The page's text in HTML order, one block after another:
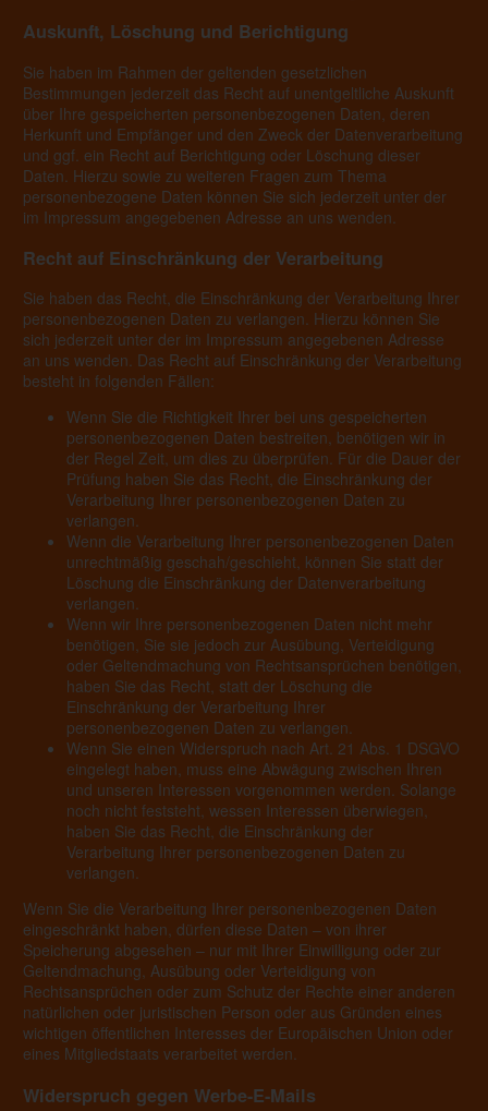
Auskunft, Löschung und Berichtigung
Sie haben im Rahmen der geltenden gesetzlichen
Bestimmungen jederzeit das Recht auf unentgeltliche Auskunft
über Ihre gespeicherten personenbezogenen Daten, deren
Herkunft und Empfänger und den Zweck der Datenverarbeitung
und ggf. ein Recht auf Berichtigung oder Löschung dieser
Daten. Hierzu sowie zu weiteren Fragen zum Thema
personenbezogene Daten können Sie sich jederzeit unter der
im Impressum angegebenen Adresse an uns wenden.
Recht auf Einschränkung der Verarbeitung
Sie haben das Recht, die Einschränkung der Verarbeitung Ihrer
personenbezogenen Daten zu verlangen. Hierzu können Sie
sich jederzeit unter der im Impressum angegebenen Adresse
an uns wenden. Das Recht auf Einschränkung der Verarbeitung
besteht in folgenden Fällen:
Wenn Sie die Richtigkeit Ihrer bei uns gespeicherten
personenbezogenen Daten bestreiten, benötigen wir in
der Regel Zeit, um dies zu überprüfen. Für die Dauer der
Prüfung haben Sie das Recht, die Einschränkung der
Verarbeitung Ihrer personenbezogenen Daten zu
verlangen.
Wenn die Verarbeitung Ihrer personenbezogenen Daten
unrechtmäßig geschah/geschieht, können Sie statt der
Löschung die Einschränkung der Datenverarbeitung
verlangen.
Wenn wir Ihre personenbezogenen Daten nicht mehr
benötigen, Sie sie jedoch zur Ausübung, Verteidigung
oder Geltendmachung von Rechtsansprüchen benötigen,
haben Sie das Recht, statt der Löschung die
Einschränkung der Verarbeitung Ihrer
personenbezogenen Daten zu verlangen.
Wenn Sie einen Widerspruch nach Art. 21 Abs. 1 DSGVO
eingelegt haben, muss eine Abwägung zwischen Ihren
und unseren Interessen vorgenommen werden. Solange
noch nicht feststeht, wessen Interessen überwiegen,
haben Sie das Recht, die Einschränkung der
Verarbeitung Ihrer personenbezogenen Daten zu
verlangen.
Wenn Sie die Verarbeitung Ihrer personenbezogenen Daten
eingeschränkt haben, dürfen diese Daten – von ihrer
Speicherung abgesehen – nur mit Ihrer Einwilligung oder zur
Geltendmachung, Ausübung oder Verteidigung von
Rechtsansprüchen oder zum Schutz der Rechte einer anderen
natürlichen oder juristischen Person oder aus Gründen eines
wichtigen öffentlichen Interesses der Europäischen Union oder
eines Mitgliedstaats verarbeitet werden.
Widerspruch gegen Werbe-E-Mails